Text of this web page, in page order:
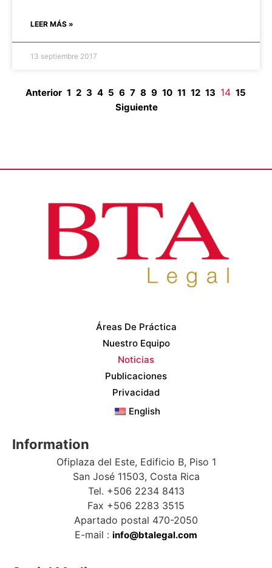
LEER MÁS »
13 septiembre 2017
Anterior 1 2 3 4 5 6 7 8 9 10 11 12 13 14 15
Siguiente
Áreas De Práctica
Nuestro Equipo
Noticias
Publicaciones
Privacidad
English
Information
Ofiplaza del Este, Edificio B, Piso 1
San José 11503, Costa Rica
Tel. +506 2234 8413
Fax +506 2283 3515
Apartado postal 470-2050
E-mail : info@btalegal.com